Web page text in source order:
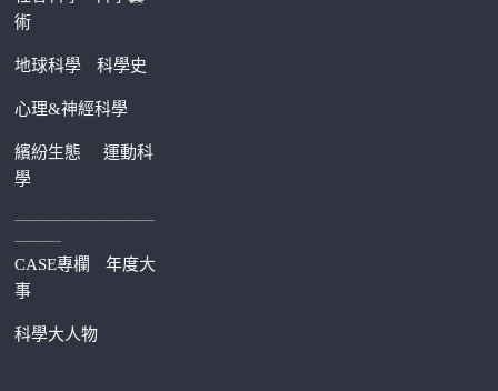
術
地球科學 科學史
心理&神經科學
繽紛生態運動科
學
—————————
———
CASE專欄
年度大
事
科學大人物